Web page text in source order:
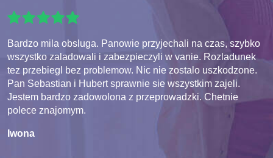
Bardzo mila obsluga. Panowie przyjechali na czas, szybko
wszystko zaladowali i zabezpieczyli w vanie. Rozladunek
tez przebiegl bez problemow. Nic nie zostalo uszkodzone.
Pan Sebastian i Hubert sprawnie sie wszystkim zajeli.
Jestem bardzo zadowolona z przeprowadzki. Chetnie
polece znajomym.
Iwona